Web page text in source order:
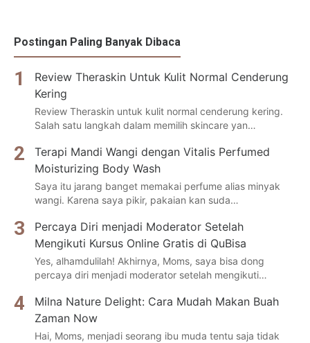
Postingan Paling Banyak Dibaca
Review Theraskin Untuk Kulit Normal Cenderung
Kering
Review Theraskin untuk kulit normal cenderung kering.
Salah satu langkah dalam memilih skincare yan…
Terapi Mandi Wangi dengan Vitalis Perfumed
Moisturizing Body Wash
Saya itu jarang banget memakai perfume alias minyak
wangi. Karena saya pikir, pakaian kan suda…
Percaya Diri menjadi Moderator Setelah
Mengikuti Kursus Online Gratis di QuBisa
Yes, alhamdulilah! Akhirnya, Moms, saya bisa dong
percaya diri menjadi moderator setelah mengikuti…
Milna Nature Delight: Cara Mudah Makan Buah
Zaman Now
Hai, Moms, menjadi seorang ibu muda tentu saja tidak